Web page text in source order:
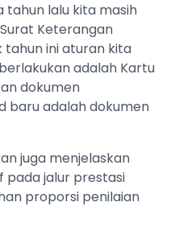
tahun lalu kita masih
Keterangan
tahun ini aturan kita
adalah Kartu
dokumen
baru adalah dokumen
juga menjelaskan
pada jalur prestasi
proporsi penilaian